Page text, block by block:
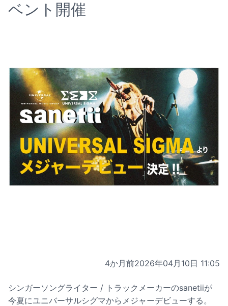
ベント開催
4か月前2026年04月10日 11:05
シンガーソングライター / トラックメーカーのsanetiiが
今夏にユニバーサルシグマからメジャーデビューする。